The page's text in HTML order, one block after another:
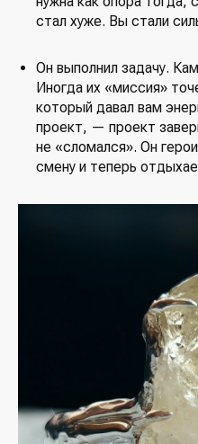
стал хуже. Вы стали
Он выполнил задачу.
Иногда их «миссия»
который давал вам
проект, — проект
не «сломался». Он
смену и теперь